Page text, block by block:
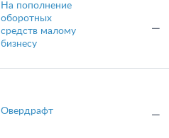
На пополнение
оборотных
средств малому
бизнесу
—
Овердрафт —